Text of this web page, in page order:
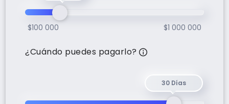
$100 000 $1 000 000
¿Cuándo puedes pagarlo?
30 Días